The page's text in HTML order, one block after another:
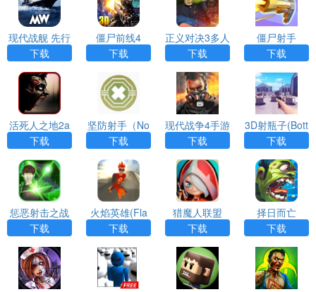
现代战舰 先行
服
下载
僵尸前线4
下载
正义对决3多人
联机版下载安
装最新（Justic
e Rivals 3）
下载
僵尸射手
下载
活死人之地2a
pp下载
下载
坚防射手（No
Stick Shoote
r）
下载
现代战争4手游
下载破解版
下载
3D射瓶子(Bott
le Shooter 3D
Game)
下载
惩恶射击之战
手机版（BenK
raken）
下载
火焰英雄(Fla
me Hero)
下载
猎魔人联盟
下载
择日而亡
下载